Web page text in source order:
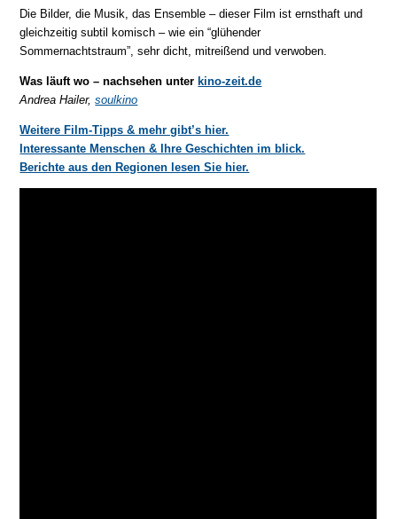
Die Bilder, die Musik, das Ensemble – dieser Film ist ernsthaft und
gleichzeitig subtil komisch – wie ein “glühender
Sommernachtstraum”, sehr dicht, mitreißend und verwoben.
Was läuft wo – nachsehen unter kino-zeit.de
Andrea Hailer,soulkino
Weitere Film-Tipps & mehr gibt’s hier.
Interessante Menschen & Ihre Geschichten im blick.
Berichte aus den Regionen lesen Sie hier.